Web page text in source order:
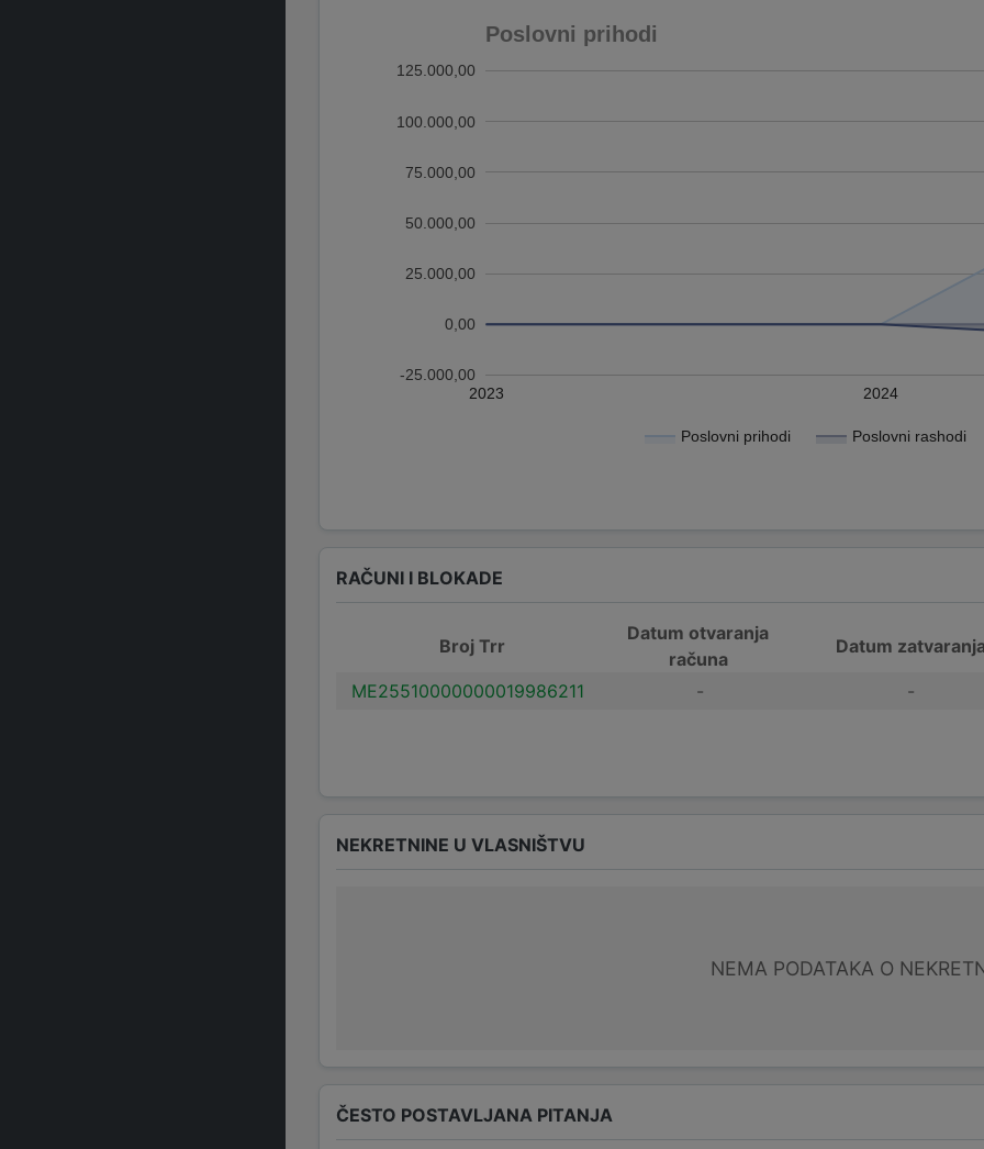
Poslovni prihodi
Poslovni prihodi Poslovni rashodi
2023 2024
-25.000,00
0,00
25.000,00
50.000,00
75.000,00
100.000,00
125.000,00
RAČUNI I BLOKADE
Broj Trr
Datum otvaranja
računa
Datum
ME25510000000019986211 - -
NEKRETNINE U VLASNIŠTVU
NEMA PODATAKA O
ČESTO POSTAVLJANA PITANJA